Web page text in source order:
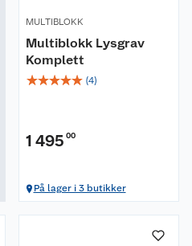
MULTIBLOKK
Multiblokk Lysgrav
Komplett
☆☆☆☆☆ (4)
1 495 00
På lager i 3 butikker